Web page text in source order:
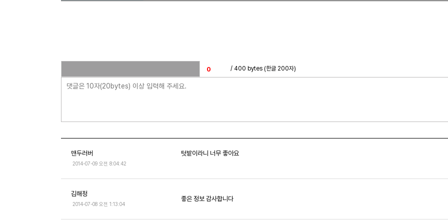
/ 400 bytes (한글 200자)
맨두러버
2014-07-09 오전 8:04:42
텃밭이라니 너무 좋아요
김해정
2014-07-08 오전 1:13:04
좋은 정보 감사합니다